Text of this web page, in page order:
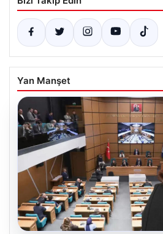
Yan Manşet